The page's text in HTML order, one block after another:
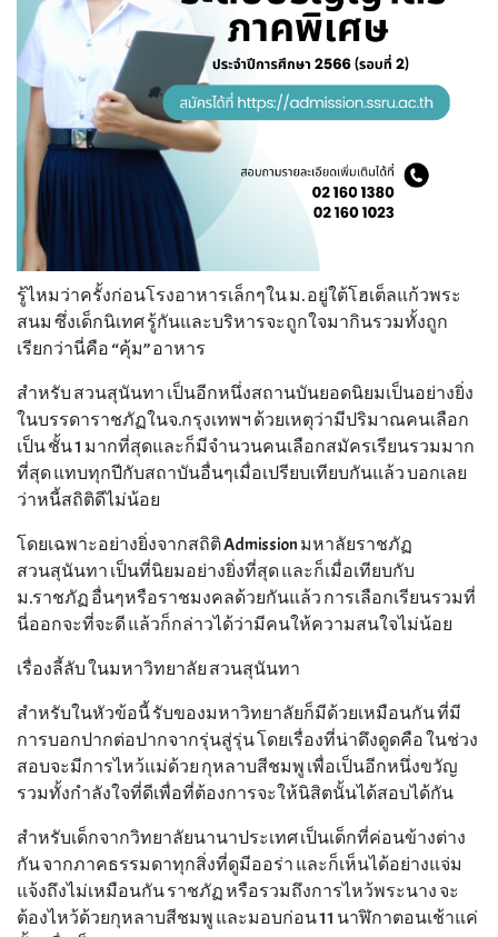
รู้ไหมว่าครั้งก่อนโรงอาหารเล็กๆใน ม. อยู่ใต้โฮเต็ลแก้วพระ
สนม ซึ่งเด็กนิเทศ รู้กันและบริหารจะถูกใจมากินรวมทั้งถูก
เรียกว่านี่คือ “คุ้ม” อาหาร
สำหรับ สวนสุนันทา เป็นอีกหนึ่งสถานบันยอดนิยมเป็นอย่างยิ่ง
ในบรรดาราชภัฏในจ.กรุงเทพฯ ด้วยเหตุว่ามีปริมาณคนเลือก
เป็น ชั้น 1 มากที่สุดและก็มีจำนวนคนเลือกสมัครเรียนรวมมาก
ที่สุด แทบทุกปีกับสถาบันอื่นๆเมื่อเปรียบเทียบกันแล้ว บอกเลย
ว่าหนี้สถิติดีไม่น้อย
โดยเฉพาะอย่างยิ่งจากสถิติ Admission มหาลัยราชภัฏ
สวนสุนันทา เป็นที่นิยมอย่างยิ่งที่สุด และก็เมื่อเทียบกับ
ม.ราชภัฏ อื่นๆหรือราชมงคลด้วยกันแล้ว การเลือกเรียนรวมที่
นี่ออกจะที่จะดี แล้วก็กล่าวได้ว่ามีคนให้ความสนใจไม่น้อย
เรื่องลี้ลับ ในมหาวิทยาลัย สวนสุนันทา
สำหรับในหัวข้อนี้ รับของมหาวิทยาลัยก็มีด้วยเหมือนกัน ที่มี
การบอกปากต่อปากจากรุ่นสู่รุ่น โดยเรื่องที่น่าดึงดูดคือ ในช่วง
สอบจะมีการไหว้แม่ด้วย กุหลาบสีชมพู เพื่อเป็นอีกหนึ่งขวัญ
รวมทั้งกำลังใจที่ดีเพื่อที่ต้องการจะให้นิสิตนั้นได้สอบได้กัน
สำหรับเด็กจากวิทยาลัยนานาประเทศ เป็นเด็กที่ค่อนข้างต่าง
กัน จากภาคธรรมดาทุกสิ่งที่ดูมีออร่า และก็เห็นได้อย่างแจ่ม
แจ้งถึงไม่เหมือนกัน ราชภัฏ หรือรวมถึงการไหว้พระนาง จะ
ต้องไหว้ด้วยกุหลาบสีชมพู และมอบก่อน 11 นาฬิกาตอนเช้าแค่